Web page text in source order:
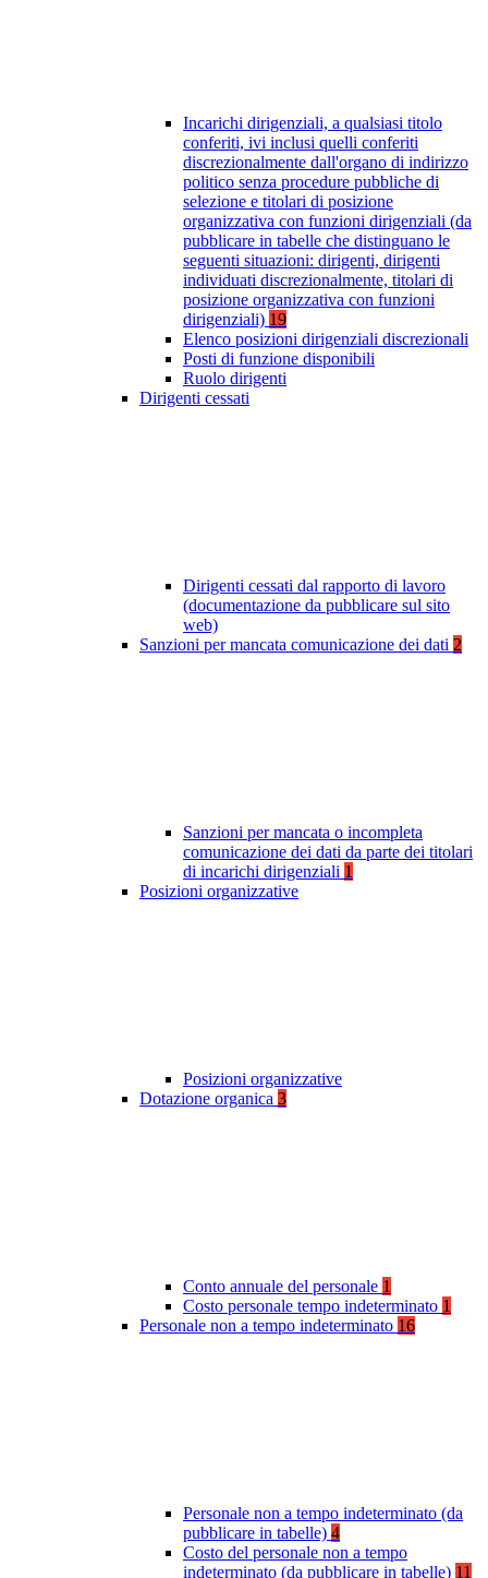
Incarichi dirigenziali, a qualsiasi titolo
conferiti, ivi inclusi quelli conferiti
discrezionalmente dall'organo di indirizzo
politico senza procedure pubbliche di
selezione e titolari di posizione
organizzativa con funzioni dirigenziali (da
pubblicare in tabelle che distinguano le
seguenti situazioni: dirigenti, dirigenti
individuati discrezionalmente, titolari di
posizione organizzativa con funzioni
dirigenziali) 19
Elenco posizioni dirigenziali discrezionali
Posti di funzione disponibili
Ruolo dirigenti
Dirigenti cessati
Dirigenti cessati dal rapporto di lavoro
(documentazione da pubblicare sul sito
web)
Sanzioni per mancata comunicazione dei dati 2
Sanzioni per mancata o incompleta
comunicazione dei dati da parte dei titolari
di incarichi dirigenziali 1
Posizioni organizzative
Posizioni organizzative
Dotazione organica 3
Conto annuale del personale 1
Costo personale tempo indeterminato 1
Personale non a tempo indeterminato 16
Personale non a tempo indeterminato (da
pubblicare in tabelle) 4
Costo del personale non a tempo
indeterminato (da pubblicare in tabelle) 11